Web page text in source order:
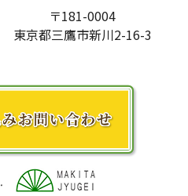
〒181-0004
東京都三鷹市新川2-16-3